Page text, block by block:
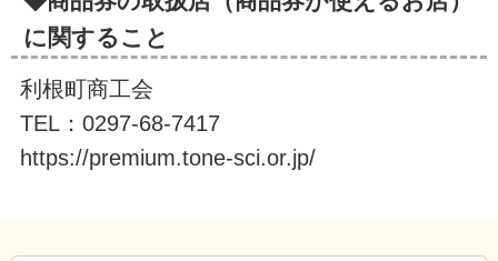
に関すること
利根町商工会
TEL：0297-68-7417
https://premium.tone-sci.or.jp/